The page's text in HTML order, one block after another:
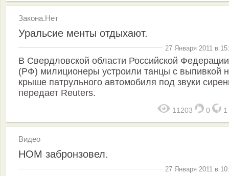
Закона.Нет
Уральсие менты отдыхают.
27 Января 2011 в
В Свердловской области Российской Федерации
(РФ) милиционеры устроили танцы с выпивкой
крыше патрульного автомобиля под звуки
передает Reuters.
11203 0 1
Видео
НОМ забронзовел.
27 Января 2011 в